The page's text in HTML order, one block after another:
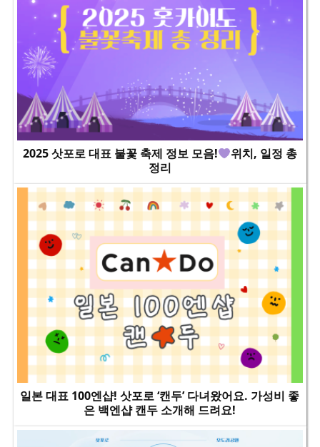
2025 삿포로 대표 불꽃 축제 정보 모음!
위치, 일정 총
정리
일본 대표 100엔샵! 삿포로 ‘캔두’ 다녀왔어요. 가성비 좋
은 백엔샵 캔두 소개해 드려요!